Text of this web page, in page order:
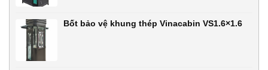
Bốt bảo vệ khung thép Vinacabin VS1.6×1.6